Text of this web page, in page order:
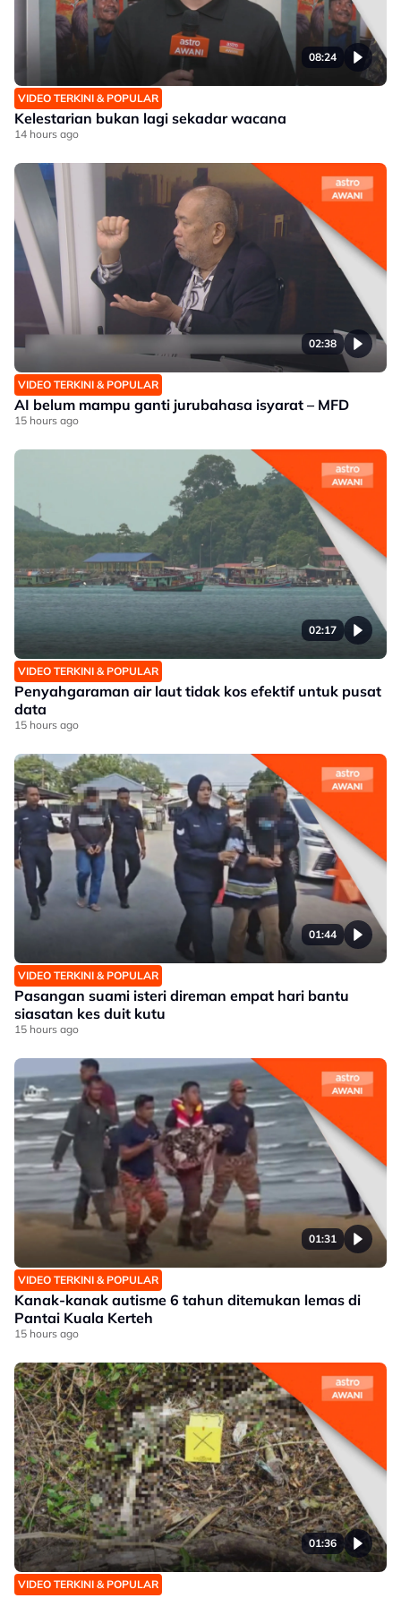
08:24
VIDEO TERKINI & POPULAR
Kelestarian bukan lagi sekadar wacana
14 hours ago
02:38
VIDEO TERKINI & POPULAR
AI belum mampu ganti jurubahasa isyarat – MFD
15 hours ago
02:17
VIDEO TERKINI & POPULAR
Penyahgaraman air laut tidak kos efektif untuk pusat
data
15 hours ago
01:44
VIDEO TERKINI & POPULAR
Pasangan suami isteri direman empat hari bantu
siasatan kes duit kutu
15 hours ago
01:31
VIDEO TERKINI & POPULAR
Kanak-kanak autisme 6 tahun ditemukan lemas di
Pantai Kuala Kerteh
15 hours ago
01:36
VIDEO TERKINI & POPULAR